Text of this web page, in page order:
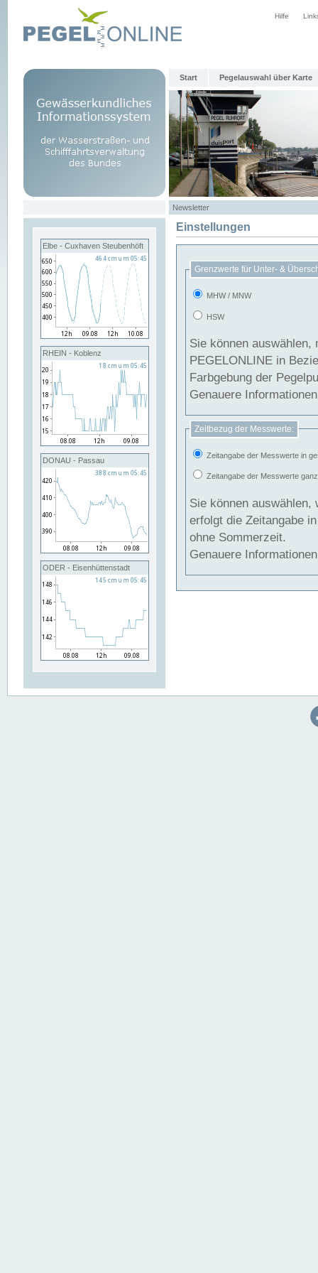
Hilfe
Start Pegelauswahl über Karte
Newsletter
Elbe - Cuxhaven Steubenhöft
RHEIN - Koblenz
DONAU - Passau
ODER - Eisenhüttenstadt
Einstellungen
Grenzwerte für Unter- &
MHW / MNW
HSW
Sie können
PEGELONLINE in Beziehung
Farbgebung der
Genauere
Zeitbezug der Messwerte:
Zeitangabe der Messwerte in
Zeitangabe der Messwerte
Sie können auswählen,
erfolgt die Zeitangabe
ohne Sommerzeit.
Genauere